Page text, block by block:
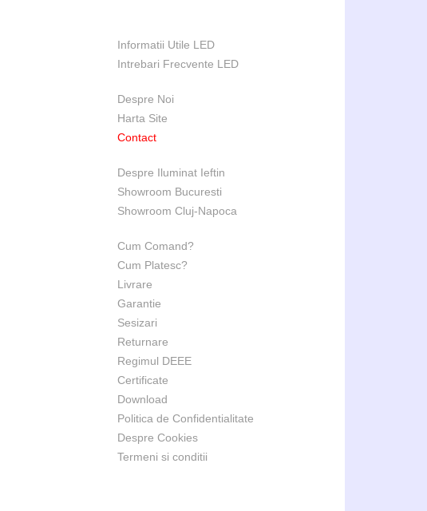
Informatii Utile LED
Intrebari Frecvente LED
Despre Noi
Harta Site
Contact
Despre Iluminat Ieftin
Showroom Bucuresti
Showroom Cluj-Napoca
Cum Comand?
Cum Platesc?
Livrare
Garantie
Sesizari
Returnare
Regimul DEEE
Certificate
Download
Politica de Confidentialitate
Despre Cookies
Termeni si conditii